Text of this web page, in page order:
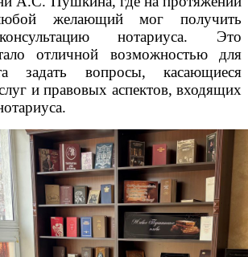
желающий мог получить
нотариуса. Это
отличной возможностью для
задать вопросы, касающиеся
и правовых аспектов, входящих